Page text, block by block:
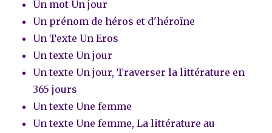
Un mot Un jour
Un prénom de héros et d'héroïne
Un Texte Un Eros
Un texte Un jour
Un texte Un jour, Traverser la littérature en
365 jours
Un texte Une femme
Un texte Une femme, La littérature au